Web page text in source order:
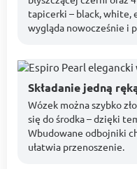
tapicerki – black, white,
wygląda nowocześnie i
Składanie jedną
Wózek można szybko
się do środka – dzięki
Wbudowane odbojniki
ułatwia przenoszenie.